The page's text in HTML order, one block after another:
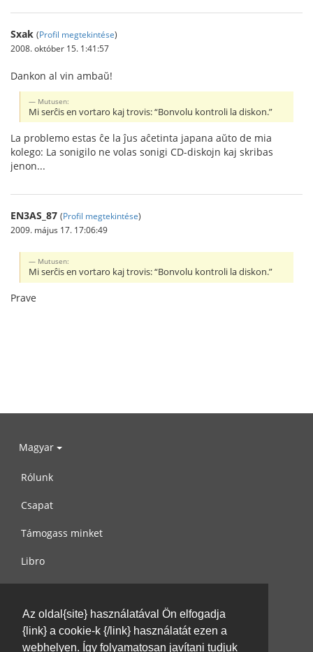
Az oldal{site} használatával Ön elfogadja
{link} a cookie-k {/link} használatát ezen a
webhelyen. Így folyamatosan javítani tudjuk
Sxak (Profil megtekintése)
2008. október 15. 1:41:57
Dankon al vin ambaŭ!
Mutusen:
Mi serĉis en vortaro kaj trovis: “Bonvolu kontroli la diskon.”
La problemo estas ĉe la ĵus aĉetinta japana aŭto de mia
kolego: La sonigilo ne volas sonigi CD-diskojn kaj skribas
jenon...
EN3AS_87 (Profil megtekintése)
2009. május 17. 17:06:49
Mutusen:
Mi serĉis en vortaro kaj trovis: “Bonvolu kontroli la diskon.”
Prave
Magyar
Rólunk
Csapat
Támogass minket
Libro
Használati feltételek
Írj nekünk